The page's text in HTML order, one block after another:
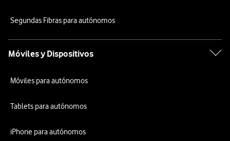
Segundas Fibras para autónomos
Móviles y Dispositivos
Móviles para autónomos
Tablets para autónomos
iPhone para autónomos